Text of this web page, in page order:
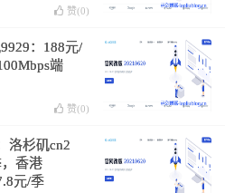
赞(0)
：188元/
端
赞(0)
洛杉矶cn2
香港
元/季